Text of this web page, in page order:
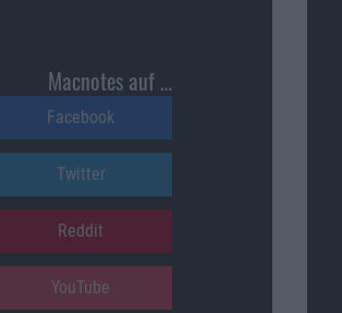
Macnotes auf …
Facebook
Twitter
Reddit
YouTube